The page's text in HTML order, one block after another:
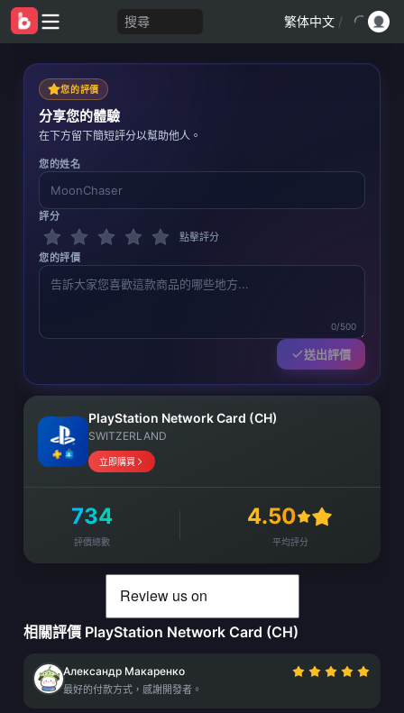
搜尋 繁体中文 /
您的評價
分享您的體驗
在下方留下簡短評分以幫助他人。
您的姓名
評分
點擊評分
您的評價
0/500
送出評價
PlayStation Network Card (CH)
SWITZERLAND
立即購買
734
評價總數
4.50
平均評分
相關評價 PlayStation Network Card (CH)
Александр Макаренко
最好的付款方式，感謝開發者。